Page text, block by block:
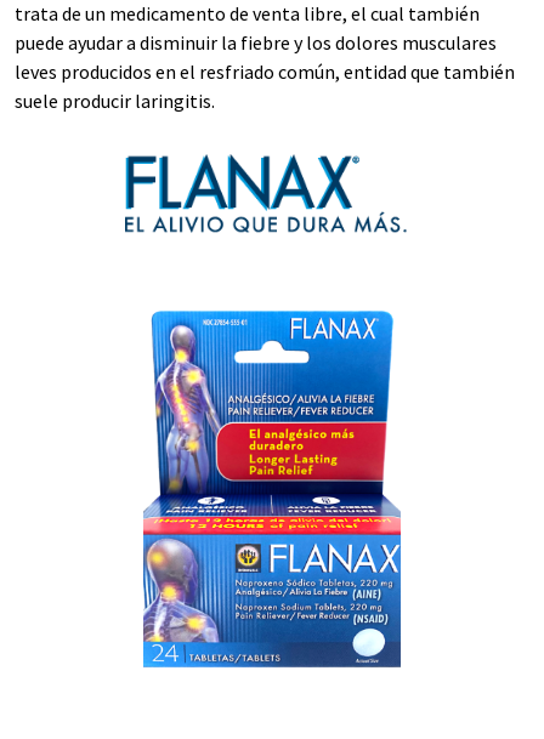
trata de un medicamento de venta libre, el cual también
puede ayudar a disminuir la fiebre y los dolores musculares
leves producidos en el resfriado común, entidad que también
suele producir laringitis.